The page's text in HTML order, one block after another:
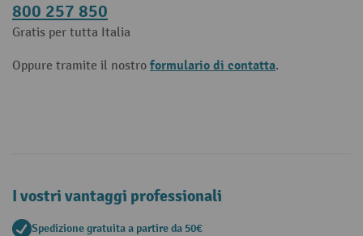
800 257 850
Gratis per tutta Italia
Oppure tramite il nostro formulario di contatta.
I vostri vantaggi professionali
Spedizione gratuita a partire da 50€